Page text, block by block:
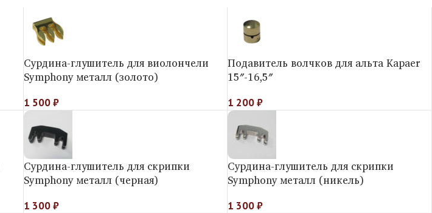
Сурдина-глушитель для виолончели
Symphony металл (золото)
1 500₽
Подавитель волчков для альта Kapaer
15″-16,5″
1 200₽
Сурдина-глушитель для скрипки
Symphony металл (черная)
1 300₽
Сурдина-глушитель для скрипки
Symphony металл (никель)
1 300₽